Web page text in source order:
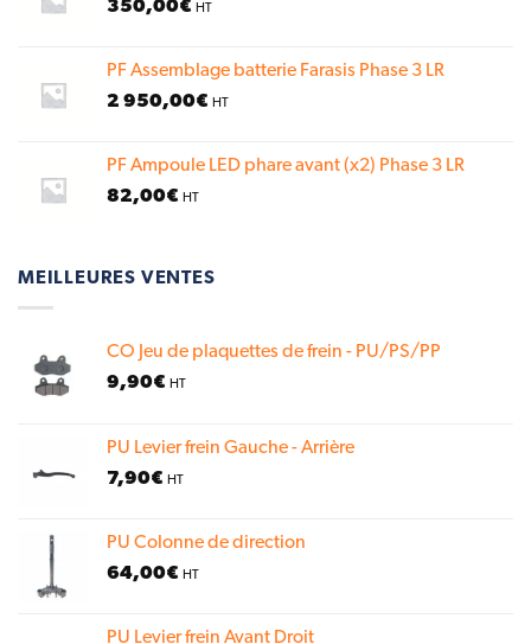
350,00€ HT
PF Assemblage batterie Farasis Phase 3 LR
2 950,00€ HT
PF Ampoule LED phare avant (x2) Phase 3 LR
82,00€ HT
MEILLEURES VENTES
CO Jeu de plaquettes de frein - PU/PS/PP
9,90€ HT
PU Levier frein Gauche - Arrière
7,90€ HT
PU Colonne de direction
64,00€ HT
PU Levier frein Avant Droit